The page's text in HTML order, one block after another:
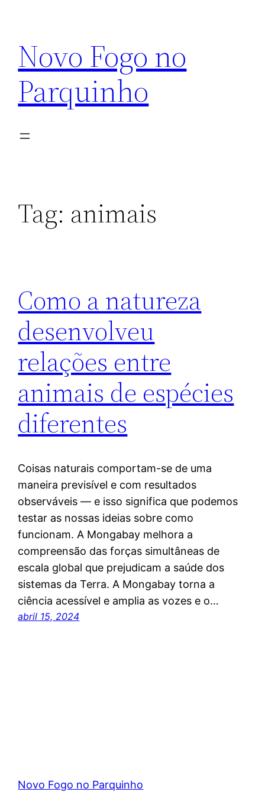
conteúdo
Novo Fogo no
Parquinho
Tag: animais
Como a natureza
desenvolveu
relações entre
animais de espécies
diferentes
Coisas naturais comportam-se de uma
maneira previsível e com resultados
observáveis — e isso significa que podemos
testar as nossas ideias sobre como
funcionam. A Mongabay melhora a
compreensão das forças simultâneas de
escala global que prejudicam a saúde dos
sistemas da Terra. A Mongabay torna a
ciência acessível e amplia as vozes e o…
abril 15, 2024
Novo Fogo no Parquinho